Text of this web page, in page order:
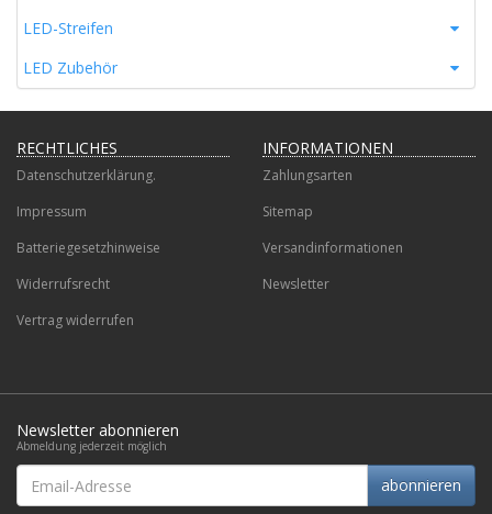
LED-Streifen
LED Zubehör
RECHTLICHES
Datenschutzerklärung.
Impressum
Batteriegesetzhinweise
Widerrufsrecht
Vertrag widerrufen
INFORMATIONEN
Zahlungsarten
Sitemap
Versandinformationen
Newsletter
Newsletter abonnieren
Abmeldung jederzeit möglich
Email-
Adresse
abonnieren